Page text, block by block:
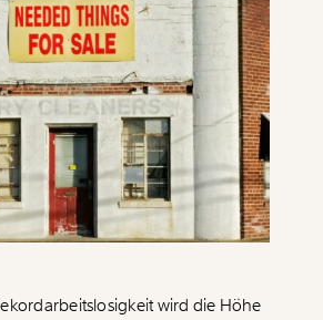
Woche
Rechner
Kompass
wird die Höhe